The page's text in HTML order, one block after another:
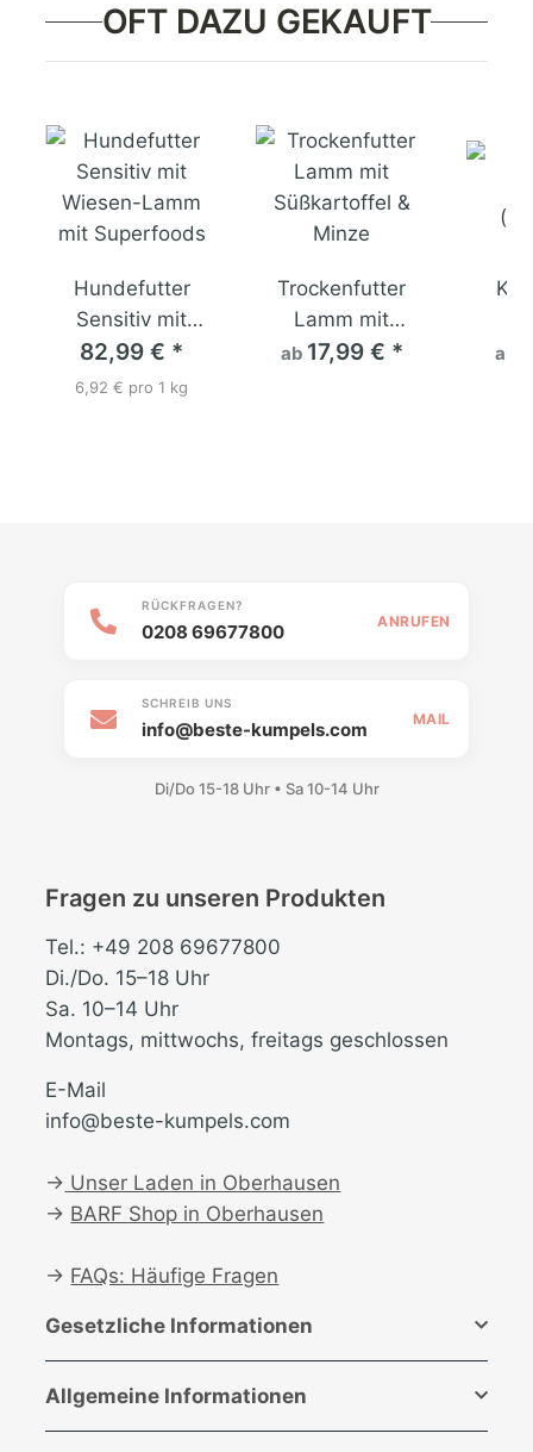
OFT DAZU GEKAUFT
Hundefutter
Sensitiv mit
Wiesen-Lamm
mit Superfoods
82,99 € *
6,92 € pro 1 kg
Trockenfutter
Lamm mit
Süßkartoffel &
ab 17,99 € * ab
RÜCKFRAGEN?
0208 69677800 ANRUFEN
SCHREIB UNS
info@beste-kumpels.com MAIL
Di/Do 15-18 Uhr • Sa 10-14 Uhr
Fragen zu unseren Produkten
Tel.: +49 208 69677800
Di./Do. 15–18 Uhr
Sa. 10–14 Uhr
Montags, mittwochs, freitags geschlossen
E-Mail
info@beste-kumpels.com
→ Unser Laden in Oberhausen
→ BARF Shop in Oberhausen
→ FAQs: Häufige Fragen
Gesetzliche Informationen
Allgemeine Informationen